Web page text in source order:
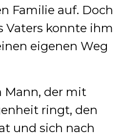
Familie auf. Doch
Vaters konnte ihm
eigenen Weg
Mann, der mit
ringt, den
und sich nach